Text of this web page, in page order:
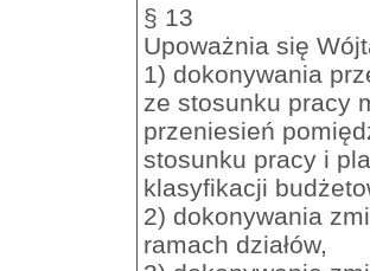
§ 13
Upoważnia się
1) dokonywania
ze stosunku pracy
przeniesień
stosunku pracy i
klasyfikacji
2) dokonywania
ramach działów,